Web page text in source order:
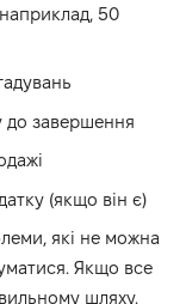
50
до завершення
(якщо він є)
які не можна
Якщо все
шляху.